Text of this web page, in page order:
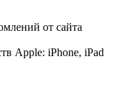
от сайта
Apple: iPhone, iPad